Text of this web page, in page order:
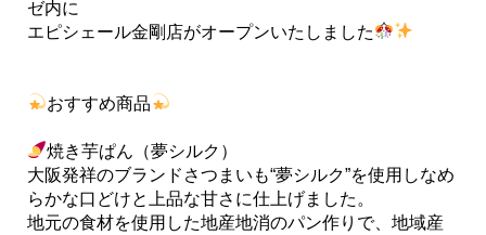
ゼ内に
エピシェール金剛店がオープンいたしました
おすすめ商品
焼き芋ぱん（夢シルク）
大阪発祥のブランドさつまいも“夢シルク”を使用しなめ
らかな口どけと上品な甘さに仕上げました。
地元の食材を使用した地産地消のパン作りで、地域産